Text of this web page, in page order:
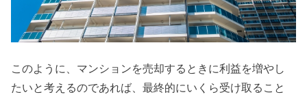
このように、マンションを売却するときに利益を増やし
たいと考えるのであれば、最終的にいくら受け取ること